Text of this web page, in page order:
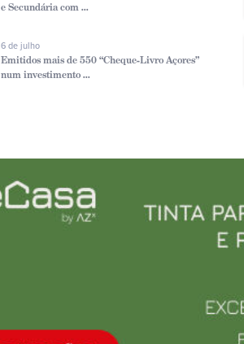
e Secundária com ...
6 de julho
Emitidos mais de 550 “Cheque-Livro Açores”
num investimento ...